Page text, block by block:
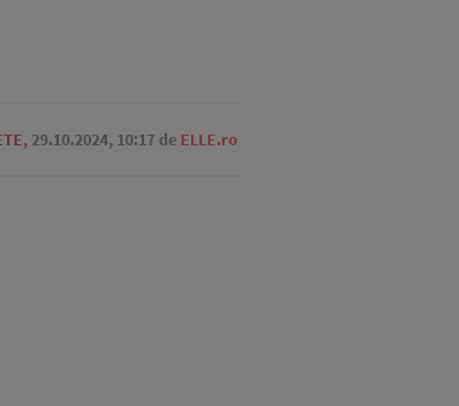
, 29.10.2024, 10:17 de ELLE.ro